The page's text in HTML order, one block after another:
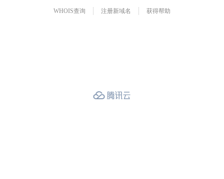
WHOIS查询 注册新域名 获得帮助